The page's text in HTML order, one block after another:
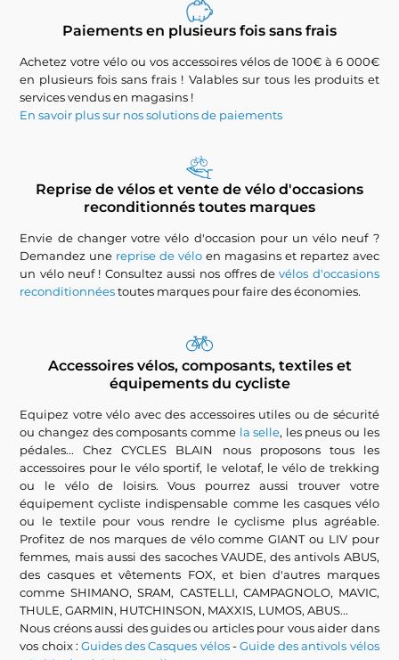
Paiements en plusieurs fois sans frais
Achetez votre vélo ou vos accessoires vélos de 100€ à 6 000€
en plusieurs fois sans frais ! Valables sur tous les produits et
services vendus en magasins !
En savoir plus sur nos solutions de paiements
Reprise de vélos et vente de vélo d'occasions
reconditionnés toutes marques
Envie de changer votre vélo d'occasion pour un vélo neuf ?
Demandez une reprise de vélo en magasins et repartez avec
un vélo neuf ! Consultez aussi nos offres devélos d'occasions
reconditionnéestoutes marques pour faire des économies.
Accessoires vélos, composants, textiles et
équipements du cycliste
Equipez votre vélo avec des accessoires utiles ou de sécurité
ou changez des composants comme la selle, les pneus ou les
pédales... Chez CYCLES BLAIN nous proposons tous les
accessoires pour le vélo sportif, le velotaf, le vélo de trekking
ou le vélo de loisirs. Vous pourrez aussi trouver votre
équipement cycliste indispensable comme les casques vélo
ou le textile pour vous rendre le cyclisme plus agréable.
Profitez de nos marques de vélo comme GIANT ou LIV pour
femmes, mais aussi des sacoches VAUDE, des antivols ABUS,
des casques et vêtements FOX, et bien d'autres marques
comme SHIMANO, SRAM, CASTELLI, CAMPAGNOLO, MAVIC,
THULE, GARMIN, HUTCHINSON, MAXXIS, LUMOS, ABUS...
Nous créons aussi des guides ou articles pour vous aider dans
vos choix :Guides des Casques vélos-Guide des antivols vélos